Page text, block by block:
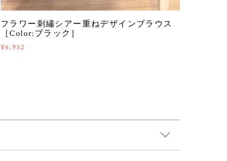
フラワー刺繡シアー重ねデザインブラウス
［Color:ブラック］
¥6,952